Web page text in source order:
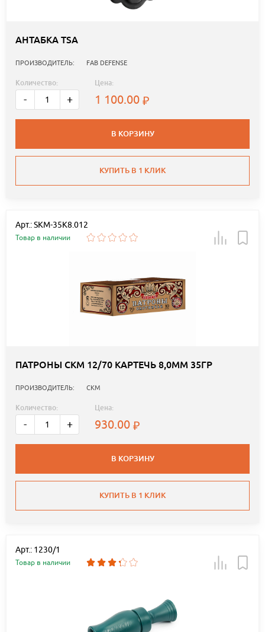
АНТАБКА TSA
ПРОИЗВОДИТЕЛЬ: FAB DEFENSE
Количество:
- +
Цена:
1 100.00
В КОРЗИНУ
КУПИТЬ В 1 КЛИК
Арт.: SKM-35K8.012
Товар в наличии
ПАТРОНЫ СКМ 12/70 КАРТЕЧЬ 8,0ММ 35ГР
ПРОИЗВОДИТЕЛЬ: СКМ
Количество:
- +
Цена:
930.00
В КОРЗИНУ
КУПИТЬ В 1 КЛИК
Арт.: 1230/1
Товар в наличии